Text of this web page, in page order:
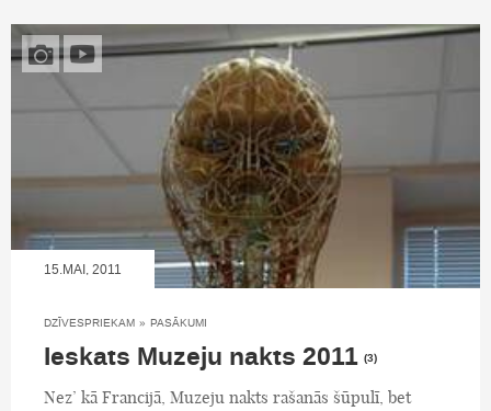
15.MAI, 2011
DZĪVESPRIEKAM » PASĀKUMI
Ieskats Muzeju nakts 2011 (3)
Nez’ kā Francijā, Muzeju nakts rašanās šūpulī, bet